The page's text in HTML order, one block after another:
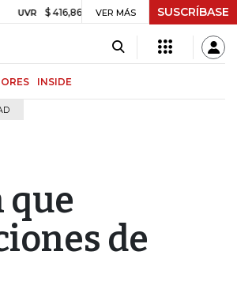
$ 416,86 +$ 0,05 +0,01% BITCOIN US$
VER MÁS SUSCRÍBASE
INSIDE
que
de